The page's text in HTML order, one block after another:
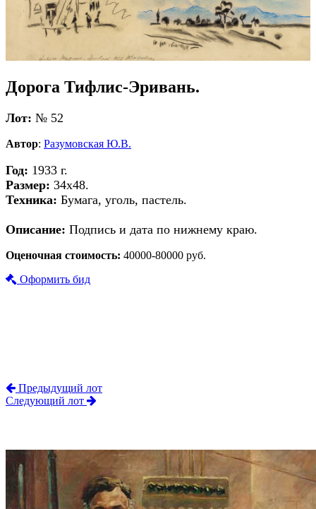
Дорога Тифлис-Эривань.
Лот: № 52
Автор: Разумовская Ю.В.
Год: 1933 г.
Размер: 34х48.
Техника: Бумага, уголь, пастель.
Описание: Подпись и дата по нижнему краю.
Оценочная стоимость: 40000-80000 руб.
Оформить бид
Предыдущий лот
Следующий лот